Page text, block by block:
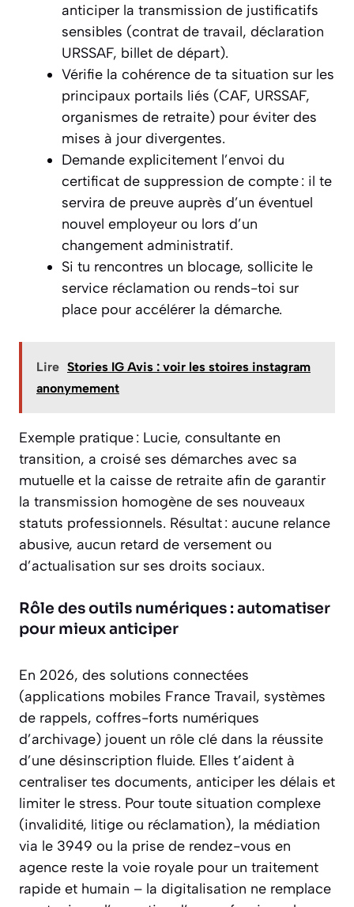
anticiper la transmission de justificatifs
sensibles (contrat de travail, déclaration
URSSAF, billet de départ).
Vérifie la cohérence de ta situation sur les
principaux portails liés (CAF, URSSAF,
organismes de retraite) pour éviter des
mises à jour divergentes.
Demande explicitement l’envoi du
certificat de suppression de compte : il te
servira de preuve auprès d’un éventuel
nouvel employeur ou lors d’un
changement administratif.
Si tu rencontres un blocage, sollicite le
service réclamation ou rends-toi sur
place pour accélérer la démarche.
Lire Stories IG Avis : voir les stoires instagram
anonymement
Exemple pratique : Lucie, consultante en
transition, a croisé ses démarches avec sa
mutuelle et la caisse de retraite afin de garantir
la transmission homogène de ses nouveaux
statuts professionnels. Résultat : aucune relance
abusive, aucun retard de versement ou
d’actualisation sur ses droits sociaux.
Rôle des outils numériques : automatiser
pour mieux anticiper
En 2026, des solutions connectées
(applications mobiles France Travail, systèmes
de rappels, coffres-forts numériques
d’archivage) jouent un rôle clé dans la réussite
d’une désinscription fluide. Elles t’aident à
centraliser tes documents, anticiper les délais et
limiter le stress. Pour toute situation complexe
(invalidité, litige ou réclamation), la médiation
via le 3949 ou la prise de rendez-vous en
agence reste la voie royale pour un traitement
rapide et humain – la digitalisation ne remplace